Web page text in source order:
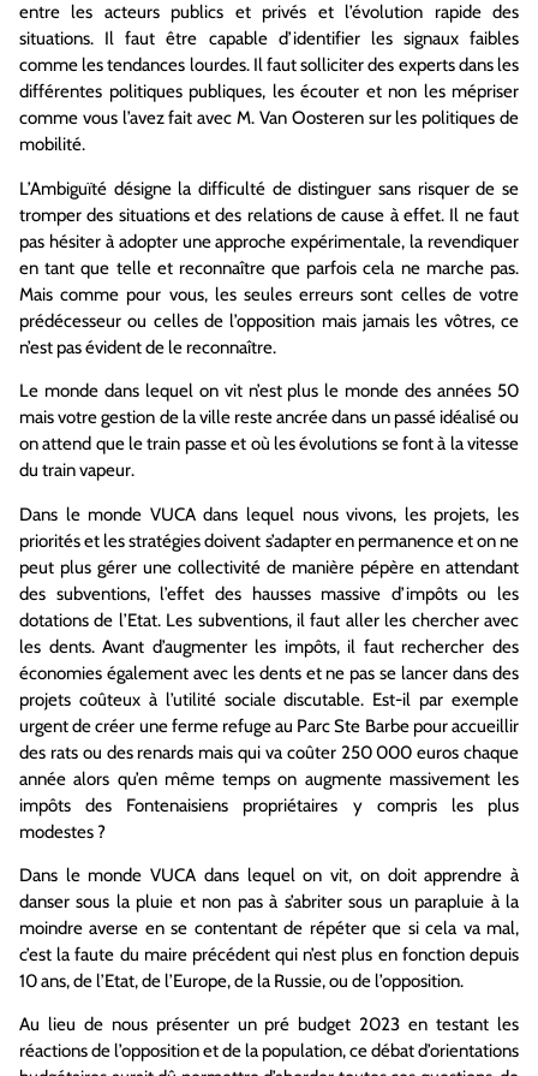
entre les acteurs publics et privés et l’évolution rapide des
situations. Il faut être capable d’identifier les signaux faibles
comme les tendances lourdes. Il faut solliciter des experts dans les
différentes politiques publiques, les écouter et non les mépriser
comme vous l’avez fait avec M. Van Oosteren sur les politiques de
mobilité.
L’Ambiguïté désigne la difficulté de distinguer sans risquer de se
tromper des situations et des relations de cause à effet. Il ne faut
pas hésiter à adopter une approche expérimentale, la revendiquer
en tant que telle et reconnaître que parfois cela ne marche pas.
Mais comme pour vous, les seules erreurs sont celles de votre
prédécesseur ou celles de l’opposition mais jamais les vôtres, ce
n’est pas évident de le reconnaître.
Le monde dans lequel on vit n’est plus le monde des années 50
mais votre gestion de la ville reste ancrée dans un passé idéalisé ou
on attend que le train passe et où les évolutions se font à la vitesse
du train vapeur.
Dans le monde VUCA dans lequel nous vivons, les projets, les
priorités et les stratégies doivent s’adapter en permanence et on ne
peut plus gérer une collectivité de manière pépère en attendant
des subventions, l’effet des hausses massive d’impôts ou les
dotations de l’Etat. Les subventions, il faut aller les chercher avec
les dents. Avant d’augmenter les impôts, il faut rechercher des
économies également avec les dents et ne pas se lancer dans des
projets coûteux à l’utilité sociale discutable. Est-il par exemple
urgent de créer une ferme refuge au Parc Ste Barbe pour accueillir
des rats ou des renards mais qui va coûter 250 000 euros chaque
année alors qu’en même temps on augmente massivement les
impôts des Fontenaisiens propriétaires y compris les plus
modestes ?
Dans le monde VUCA dans lequel on vit, on doit apprendre à
danser sous la pluie et non pas à s’abriter sous un parapluie à la
moindre averse en se contentant de répéter que si cela va mal,
c’est la faute du maire précédent qui n’est plus en fonction depuis
10 ans, de l’Etat, de l’Europe, de la Russie, ou de l’opposition.
Au lieu de nous présenter un pré budget 2023 en testant les
réactions de l’opposition et de la population, ce débat d’orientations